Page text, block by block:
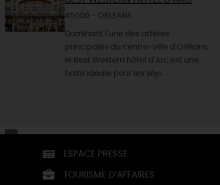
45000 - ORLEANS
Dominant l'une des artères
principales du centre-ville d'Orléans,
le Best Western hôtel d'Arc est une
halte idéale pour les séjo...
ESPACE PRESSE
TOURISME D’AFFAIRES